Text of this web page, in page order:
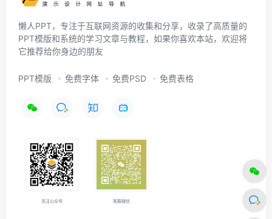
懒人PPT，专注于互联网资源的收集和分享，收录了高质量的
PPT模版和系统的学习文章与教程，如果你喜欢本站，欢迎将
它推荐给你身边的朋友
PPT模版 免费字体 免费PSD 免费表格
关注公众号 客服微信